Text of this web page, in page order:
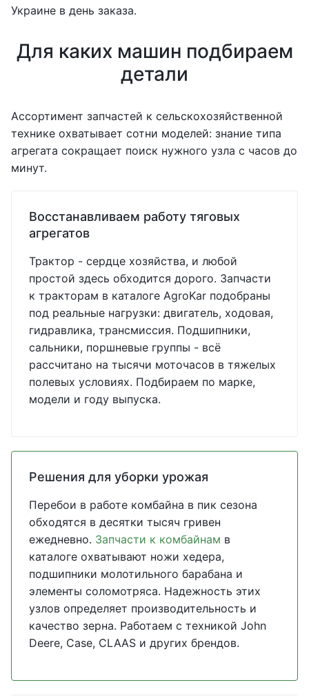
Украине в день заказа.
Для каких машин подбираем
детали
Ассортимент запчастей к сельскохозяйственной
технике охватывает сотни моделей: знание типа
агрегата сокращает поиск нужного узла с часов до
минут.
Восстанавливаем работу тяговых
агрегатов
Трактор - сердце хозяйства, и любой
простой здесь обходится дорого. Запчасти
к тракторам в каталоге AgroKar подобраны
под реальные нагрузки: двигатель, ходовая,
гидравлика, трансмиссия. Подшипники,
сальники, поршневые группы - всё
рассчитано на тысячи моточасов в тяжелых
полевых условиях. Подбираем по марке,
модели и году выпуска.
Решения для уборки урожая
Перебои в работе комбайна в пик сезона
обходятся в десятки тысяч гривен
ежедневно. Запчасти к комбайнам в
каталоге охватывают ножи хедера,
подшипники молотильного барабана и
элементы соломотряса. Надежность этих
узлов определяет производительность и
качество зерна. Работаем с техникой John
Deere, Case, CLAAS и других брендов.